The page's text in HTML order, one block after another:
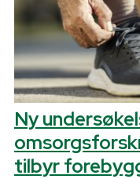
Ny
tilbyr